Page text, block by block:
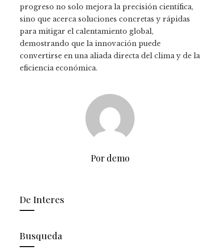
progreso no solo mejora la precisión científica,
sino que acerca soluciones concretas y rápidas
para mitigar el calentamiento global,
demostrando que la innovación puede
convertirse en una aliada directa del clima y de la
eficiencia económica.
Por demo
De Interes
Busqueda